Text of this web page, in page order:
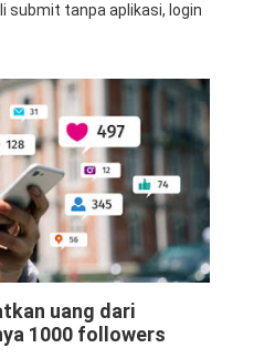
submit tanpa aplikasi, login
tutorialuang dari
1000 followers